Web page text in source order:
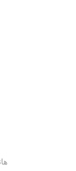
+86-18751154413